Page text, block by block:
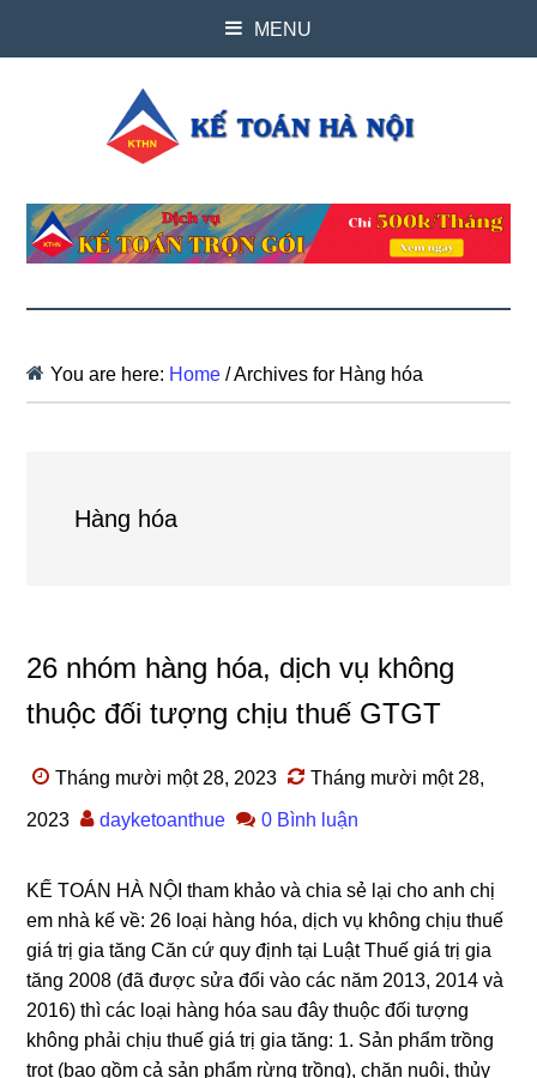
MENU
You are here: Home /Archives for Hàng hóa
Hàng hóa
26 nhóm hàng hóa, dịch vụ không
thuộc đối tượng chịu thuế GTGT
Tháng mười một 28, 2023 Tháng mười một 28,
2023 dayketoanthue 0 Bình luận
KẾ TOÁN HÀ NỘI tham khảo và chia sẻ lại cho anh chị
em nhà kế về: 26 loại hàng hóa, dịch vụ không chịu thuế
giá trị gia tăng Căn cứ quy định tại Luật Thuế giá trị gia
tăng 2008 (đã được sửa đổi vào các năm 2013, 2014 và
2016) thì các loại hàng hóa sau đây thuộc đối tượng
không phải chịu thuế giá trị gia tăng: 1. Sản phẩm trồng
trọt (bao gồm cả sản phẩm rừng trồng), chăn nuôi, thủy